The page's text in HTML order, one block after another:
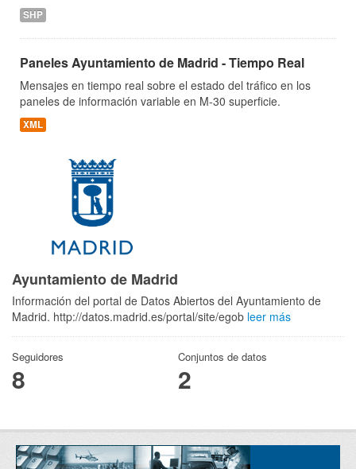
SHP
Paneles Ayuntamiento de Madrid - Tiempo Real
Mensajes en tiempo real sobre el estado del tráfico en los
paneles de información variable en M-30 superficie.
XML
Ayuntamiento de Madrid
Información del portal de Datos Abiertos del Ayuntamiento de
Madrid. http://datos.madrid.es/portal/site/egob leer más
Seguidores
8
Conjuntos de datos
2